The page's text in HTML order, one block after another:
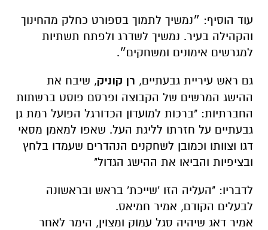
עוד הוסיף: ״נמשיך לתמוך בספורט כחלק מהחינוך
והקהילה בעיר. נמשיך לשדרג ולפתח תשתיות
למגרשים אימונים ומשחקים״.
גם ראש עיריית גבעתיים, רן קוניק, שיבח את
ההישג המרשים של הקבוצה ופרסם פוסט ברשתות
החברתיות: "ברכות למועדון הכדורגל הפועל רמת גן
גבעתיים על חזרתו לליגת העל. שאפו למאמן מסאי
דגו וצוותו וכמובן לשחקנים הנהדרים שעמדו בלחץ
ובציפיות והביאו את ההישג הגדול"
לדבריו: "העליה הזו 'שייכת' בראש ובראשונה
לבעלים הקודם, אמיר חמיאס.
אמיר דאג שיהיה סגל עמוק ומצוין, הימר לאחר